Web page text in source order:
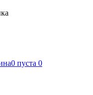
0 пуста 0